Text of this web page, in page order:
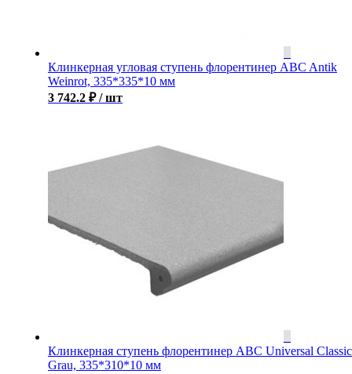
Клинкерная угловая ступень флорентинер ABC Antik
Weinrot, 335*335*10 мм
3 742.2 ₽ / шт
Клинкерная ступень флорентинер ABC Universal Classic
Grau, 335*310*10 мм